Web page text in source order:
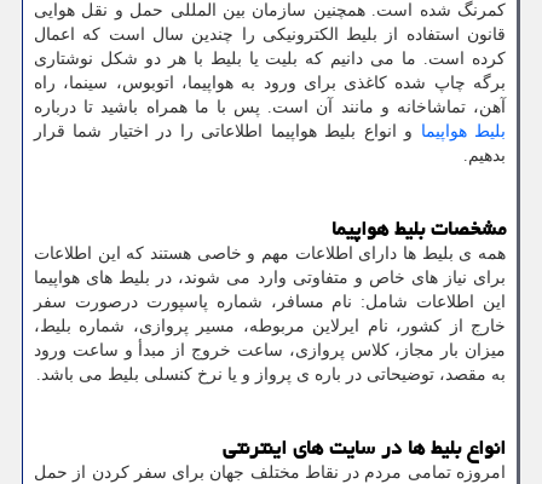
کمرنگ شده است. همچنین سازمان بین المللی حمل و نقل هوایی
قانون استفاده از بلیط الکترونیکی را چندین سال است که اعمال
کرده است. ما می دانیم که بلیت یا بلیط با هر دو شکل نوشتاری
برگه چاپ شده کاغذی برای ورود به هواپیما، اتوبوس، سینما، راه
آهن، تماشاخانه و مانند آن است. پس با ما همراه باشید تا درباره
بلیط هواپیما و انواع بلیط هواپیما اطلاعاتی را در اختیار شما قرار
بدهیم.
مشخصات بلیط هواپیما
همه ی بلیط ها دارای اطلاعات مهم و خاصی هستند که این اطلاعات
برای نیاز های خاص و متفاوتی وارد می شوند، در بلیط های هواپیما
این اطلاعات شامل: نام مسافر، شماره پاسپورت درصورت سفر
خارج از کشور، نام ایرلاین مربوطه، مسیر پروازی، شماره بلیط،
میزان بار مجاز، کلاس پروازی، ساعت خروج از مبدأ و ساعت ورود
به مقصد، توضیحاتی در باره ی پرواز و یا نرخ کنسلی بلیط می باشد.
انواع بلیط ها در سایت های اینترنتی
امروزه تمامی مردم در نقاط مختلف جهان برای سفر کردن از حمل